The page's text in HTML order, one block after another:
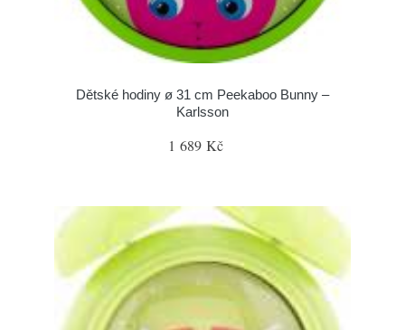
Dětské hodiny ø 31 cm Peekaboo Bunny –
Karlsson
1 689 Kč